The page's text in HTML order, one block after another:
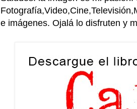
e imágenes. Ojalá lo disfruten y